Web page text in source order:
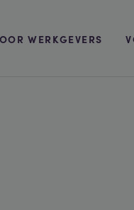
WERKGEVERS